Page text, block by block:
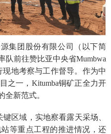
集团股份有限公司（以下简
队前往赞比亚中央省Mumbwa
地考察与工作督导。作为中
之一，Kitumba铜矿正全力开
全新范式。
区域，实地察看露天采场、
等重点工程的推进情况，还